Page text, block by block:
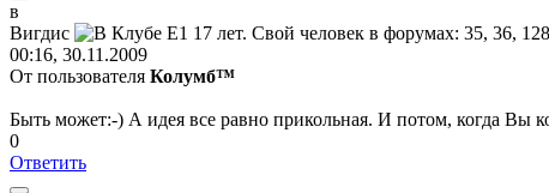
в
Вигдис
00:16, 30.11.2009
От пользователя Колумб™
Быть может:-) А идея все равно прикольная. И потом, когда Вы
0
Ответить